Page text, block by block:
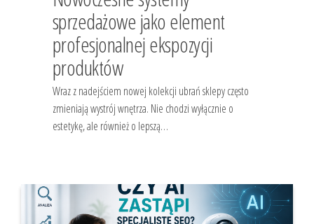
sprzedażowe jako element
profesjonalnej ekspozycji
produktów
Wraz z nadejściem nowej kolekcji ubrań sklepy często
zmieniają wystrój wnętrza. Nie chodzi wyłącznie o
estetykę, ale również o lepszą…